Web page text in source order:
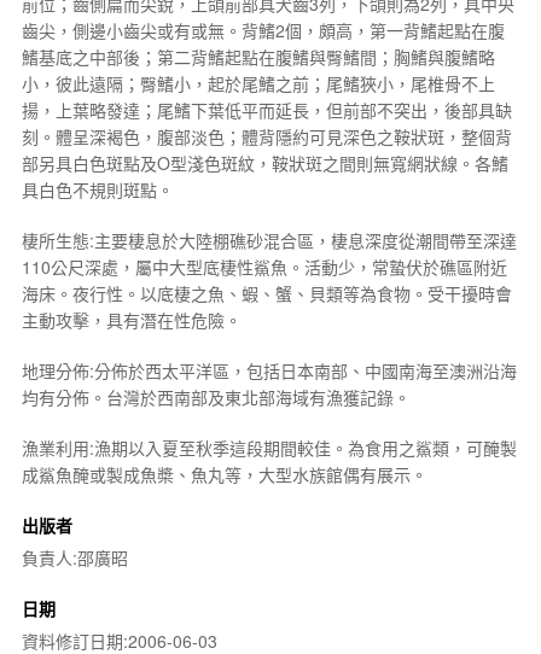
齒尖，側邊小齒尖或有或無。背鰭2個，頗高，第一背鰭起點在腹
鰭基底之中部後；第二背鰭起點在腹鰭與臀鰭間；胸鰭與腹鰭略
小，彼此遠隔；臀鰭小，起於尾鰭之前；尾鰭狹小，尾椎骨不上
揚，上葉略發達；尾鰭下葉低平而延長，但前部不突出，後部具缺
刻。體呈深褐色，腹部淡色；體背隱約可見深色之鞍狀斑，整個背
部另具白色斑點及O型淺色斑紋，鞍狀斑之間則無寬網狀線。各鰭
具白色不規則斑點。
棲所生態:主要棲息於大陸棚礁砂混合區，棲息深度從潮間帶至深達
110公尺深處，屬中大型底棲性鯊魚。活動少，常蟄伏於礁區附近
海床。夜行性。以底棲之魚、蝦、蟹、貝類等為食物。受干擾時會
主動攻擊，具有潛在性危險。
地理分佈:分佈於西太平洋區，包括日本南部、中國南海至澳洲沿海
均有分佈。台灣於西南部及東北部海域有漁獲記錄。
漁業利用:漁期以入夏至秋季這段期間較佳。為食用之鯊類，可醃製
成鯊魚醃或製成魚槳、魚丸等，大型水族館偶有展示。
出版者
負責人:邵廣昭
日期
資料修訂日期:2006-06-03